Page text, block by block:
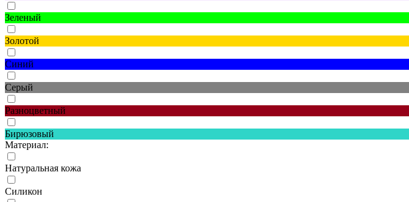
Зеленый
Золотой
Синий
Серый
Разноцветный
Бирюзовый
Материал:
Натуральная кожа
Силикон